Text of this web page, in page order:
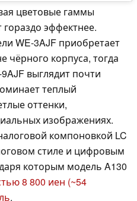
цветовые гаммы
эффектнее.
WE-3AJF приобретает
чёрного корпуса, тогда
выглядит почти
теплый
оттенки,
изображениях.
компоновкой LC
стиле и цифровым
которым модель A130
8 800 иен (~54
.